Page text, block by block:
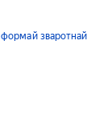
формай зваротнай